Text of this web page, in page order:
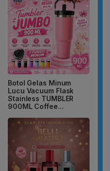
Botol Gelas Minum
Lucu Vacuum Flask
Stainless TUMBLER
900ML Coffee...